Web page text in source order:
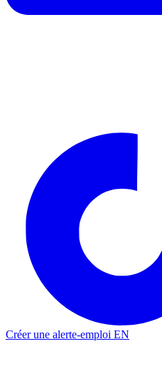
Créer une alerte-emploi EN